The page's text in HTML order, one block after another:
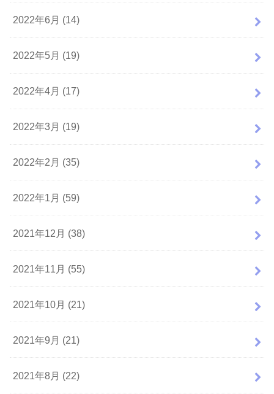
2022年6月 (14)
2022年5月 (19)
2022年4月 (17)
2022年3月 (19)
2022年2月 (35)
2022年1月 (59)
2021年12月 (38)
2021年11月 (55)
2021年10月 (21)
2021年9月 (21)
2021年8月 (22)